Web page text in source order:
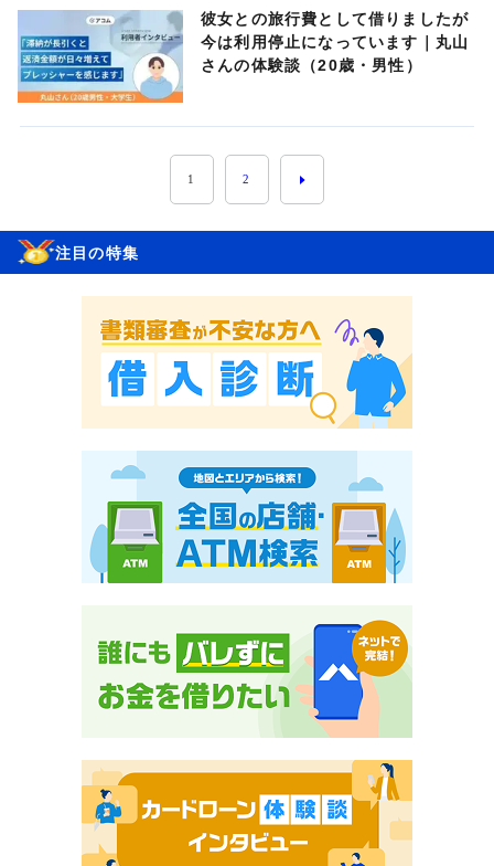
彼女との旅行費として借りましたが
今は利用停止になっています｜丸山
さんの体験談（20歳・男性）
1 2
注目の特集